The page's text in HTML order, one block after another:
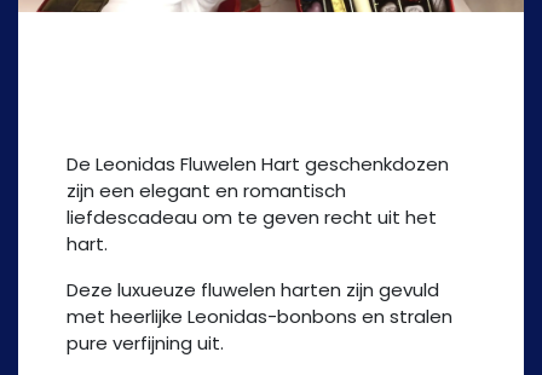
De Leonidas Fluwelen Hart geschenkdozen
zijn een elegant en romantisch
liefdescadeau om te geven recht uit het
hart.
Deze luxueuze fluwelen harten zijn gevuld
met heerlijke Leonidas-bonbons en stralen
pure verfijning uit.